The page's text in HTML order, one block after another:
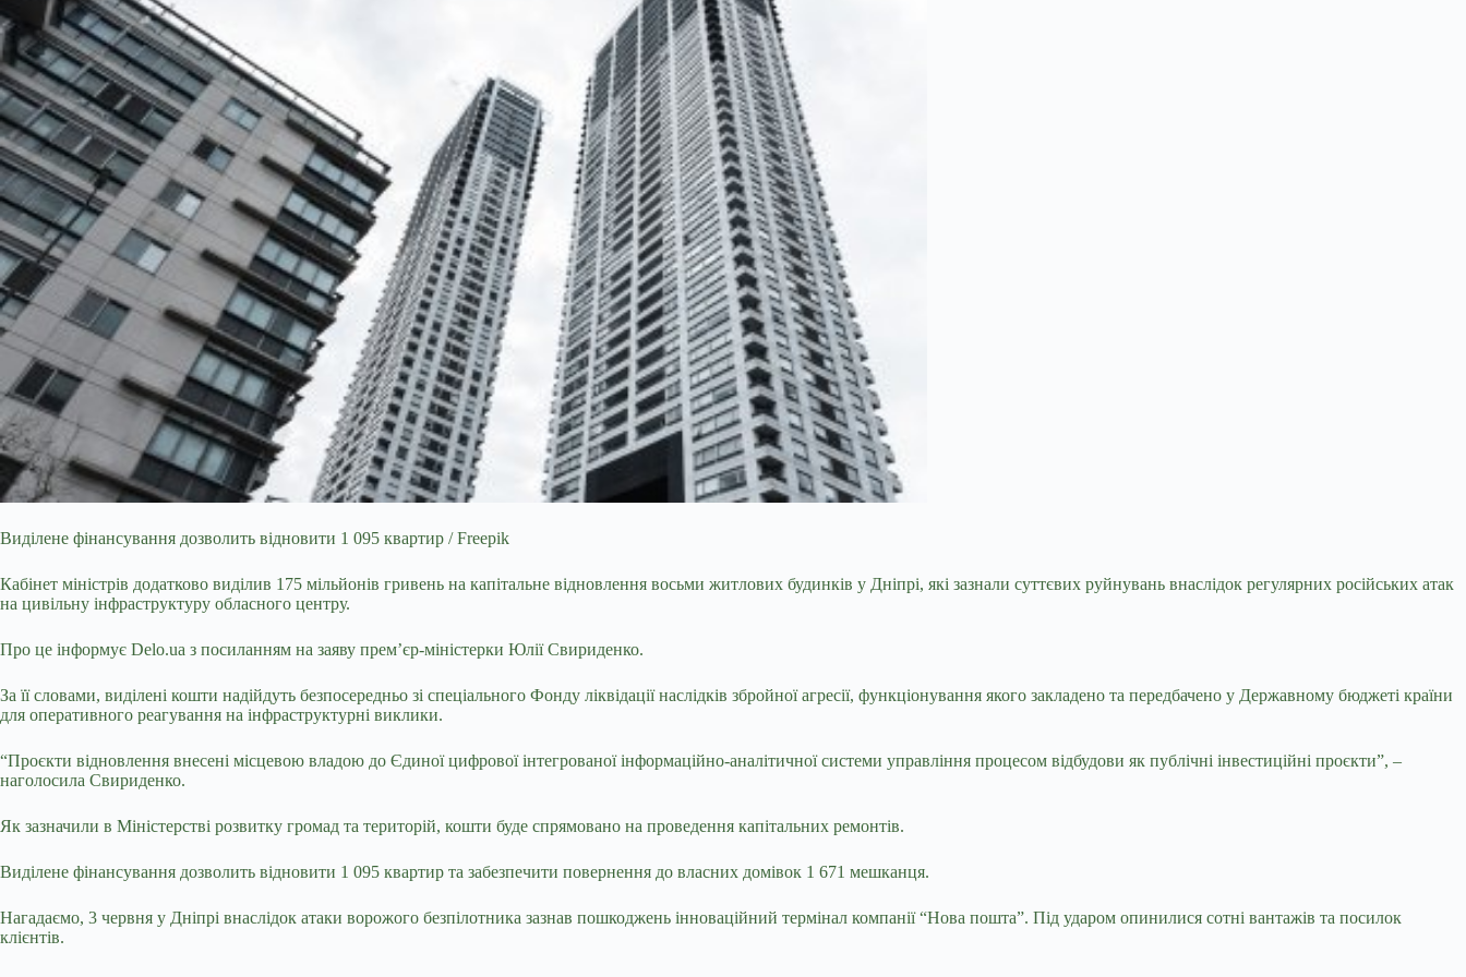
Виділене фінансування дозволить відновити 1 095 квартир / Freepik
Кабінет міністрів додатково виділив 175 мільйонів гривень на капітальне відновлення восьми житлових будинків у Дніпрі, які зазнали суттєвих руйнувань внаслідок регулярних російських атак
на цивільну інфраструктуру обласного центру.
Про це інформує Delo.ua з посиланням на заяву прем’єр-міністерки Юлії Свириденко.
За її словами, виділені кошти надійдуть безпосередньо зі спеціального Фонду ліквідації наслідків збройної агресії, функціонування якого закладено та передбачено у Державному бюджеті країни
для оперативного реагування на інфраструктурні виклики.
“Проєкти відновлення внесені місцевою владою до Єдиної цифрової інтегрованої інформаційно-аналітичної системи управління процесом відбудови як публічні інвестиційні проєкти”, –
наголосила Свириденко.
Як зазначили в Міністерстві розвитку громад та територій, кошти буде спрямовано на проведення капітальних ремонтів.
Виділене фінансування дозволить відновити 1 095 квартир та забезпечити повернення до власних домівок 1 671 мешканця.
Нагадаємо, 3 червня у Дніпрі внаслідок атаки ворожого безпілотника зазнав пошкоджень інноваційний термінал компанії “Нова пошта”. Під ударом опинилися сотні вантажів та посилок
клієнтів.